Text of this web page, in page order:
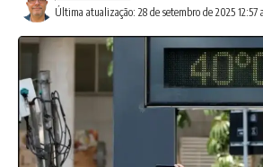
Última atualização: 28 de setembro de 2025 12:57